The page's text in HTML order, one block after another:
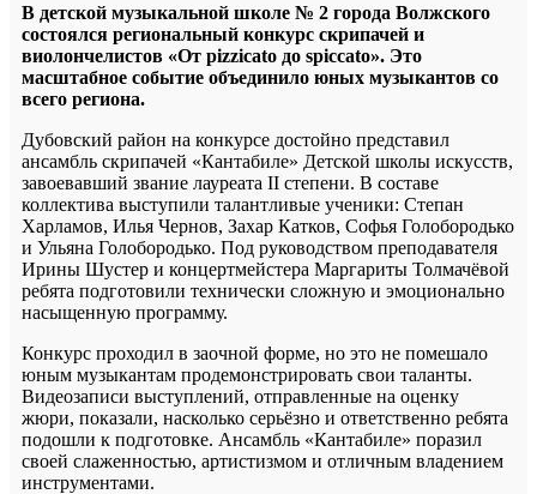
В детской музыкальной школе № 2 города Волжского
состоялся региональный конкурс скрипачей и
виолончелистов «От pizzicato до spiccato». Это
масштабное событие объединило юных музыкантов со
всего региона.
Дубовский район на конкурсе достойно представил
ансамбль скрипачей «Кантабиле» Детской школы искусств,
завоевавший звание лауреата II степени. В составе
коллектива выступили талантливые ученики: Степан
Харламов, Илья Чернов, Захар Катков, Софья Голобородько
и Ульяна Голобородько. Под руководством преподавателя
Ирины Шустер и концертмейстера Маргариты Толмачёвой
ребята подготовили технически сложную и эмоционально
насыщенную программу.
Конкурс проходил в заочной форме, но это не помешало
юным музыкантам продемонстрировать свои таланты.
Видеозаписи выступлений, отправленные на оценку
жюри, показали, насколько серьёзно и ответственно ребята
подошли к подготовке. Ансамбль «Кантабиле» поразил
своей слаженностью, артистизмом и отличным владением
инструментами.